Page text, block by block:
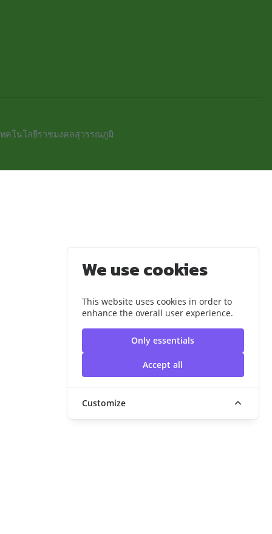
We use cookies
This website uses cookies in order to
enhance the overall user experience.
Only essentials
Accept all
Customize
คโนโลยีราชมงคลสุวรรณภูมิ